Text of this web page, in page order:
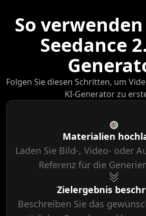
So
Seedance
Folgen Sie diesen Schritten, um
KI-Generator zu
Materialien
Laden Sie Bild-, Video- oder
Referenz für die
Zielergebnis
Beschreiben Sie das